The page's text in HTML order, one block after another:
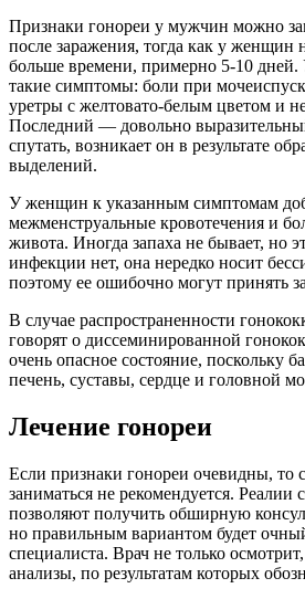
Признаки гонореи у мужчин можно
после заражения, тогда как у женщин
больше времени, примерно 5-10
такие симптомы: боли при
уретры с желтовато-белым цветом и
Последний — довольно
спутать, возникает он в результате
выделений.
У женщин к указанным симптомам
межменструальные кровотечения и
живота. Иногда запаха не бывает, но
инфекции нет, она нередко носит
поэтому ее ошибочно могут принять
В случае распространенности
говорят о диссеминированной
очень опасное состояние, поскольку
печень, суставы, сердце и головной
Лечение гонореи
Если признаки гонореи очевидны, то
заниматься не рекомендуется. Реалии
позволяют получить обширную
но правильным вариантом будет
специалиста. Врач не только
анализы, по результатам которых